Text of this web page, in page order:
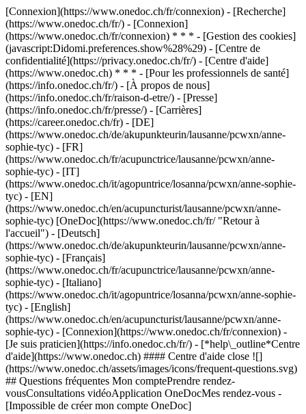
[Connexion](https://www.onedoc.ch/fr/connexion) - [Recherche]
(https://www.onedoc.ch/fr/) - [Connexion]
(https://www.onedoc.ch/fr/connexion) * * * - [Gestion des cookies]
(javascript:Didomi.preferences.show%28%29) - [Centre de
confidentialité](https://privacy.onedoc.ch/fr/) - [Centre d'aide]
(https://www.onedoc.ch) * * * - [Pour les professionnels de santé]
(https://info.onedoc.ch/fr/) - [À propos de nous]
(https://info.onedoc.ch/fr/raison-d-etre/) - [Presse]
(https://info.onedoc.ch/fr/presse/) - [Carrières]
(https://career.onedoc.ch/fr) - [DE]
(https://www.onedoc.ch/de/akupunkteurin/lausanne/pcwxn/anne-
sophie-tyc) - [FR]
(https://www.onedoc.ch/fr/acupunctrice/lausanne/pcwxn/anne-
sophie-tyc) - [IT]
(https://www.onedoc.ch/it/agopuntrice/losanna/pcwxn/anne-sophie-
tyc) - [EN]
(https://www.onedoc.ch/en/acupuncturist/lausanne/pcwxn/anne-
sophie-tyc) [OneDoc](https://www.onedoc.ch/fr/ "Retour à
l'accueil") - [Deutsch]
(https://www.onedoc.ch/de/akupunkteurin/lausanne/pcwxn/anne-
sophie-tyc) - [Français]
(https://www.onedoc.ch/fr/acupunctrice/lausanne/pcwxn/anne-
sophie-tyc) - [Italiano]
(https://www.onedoc.ch/it/agopuntrice/losanna/pcwxn/anne-sophie-
tyc) - [English]
(https://www.onedoc.ch/en/acupuncturist/lausanne/pcwxn/anne-
sophie-tyc) - [Connexion](https://www.onedoc.ch/fr/connexion) -
[Je suis praticien](https://info.onedoc.ch/fr/) - [*help\_outline*Centre
d'aide](https://www.onedoc.ch) #### Centre d'aide close ![]
(https://www.onedoc.ch/assets/images/icons/frequent-questions.svg)
## Questions fréquentes Mon comptePrendre rendez-
vousConsultations vidéoApplication OneDocMes rendez-vous -
[Impossible de créer mon compte OneDoc]